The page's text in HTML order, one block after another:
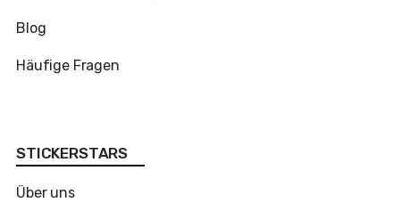
Blog
Häufige Fragen
STICKERSTARS
Über uns